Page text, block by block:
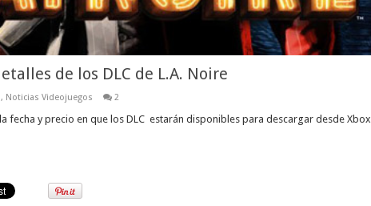
de los DLC de L.A. Noire
, Noticias Videojuegos 2
fecha y precio en que los DLC estarán disponibles para descargar desde Xbox